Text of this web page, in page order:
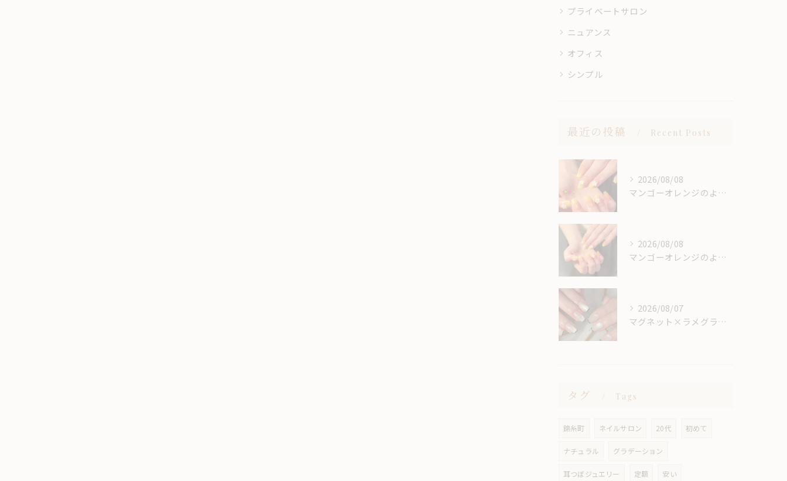
プライベートサロン
ニュアンス
オフィス
シンプル
最近の投稿 Recent Posts
2026/08/08
マンゴーオレンジのようなカラー🥭‪🧡‬‪
2026/08/08
マンゴーオレンジのようなカラー🥭‪🧡‬‪
2026/08/07
マグネット×ラメグラベースにスキニーフレンチ🖤🎶
タグ Tags
錦糸町 ネイルサロン 20代 初めて
ナチュラル グラデーション
耳つぼジュエリー 定額 安い